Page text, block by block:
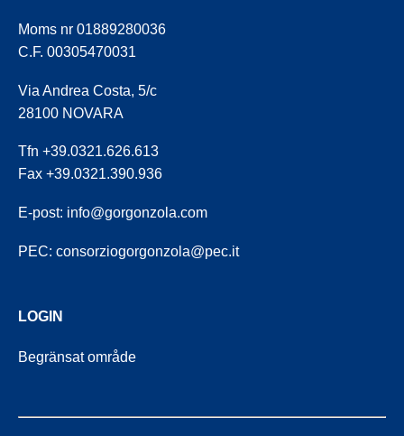
Moms nr 01889280036
C.F. 00305470031
Via Andrea Costa, 5/c
28100 NOVARA
Tfn +39.0321.626.613
Fax +39.0321.390.936
E-post: info@gorgonzola.com
PEC: consorziogorgonzola@pec.it
LOGIN
Begränsat område